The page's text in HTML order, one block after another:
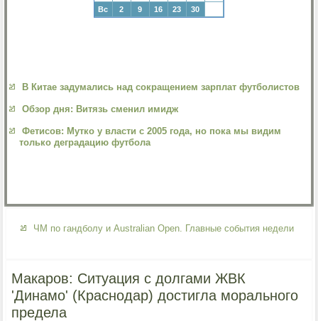
Вс
2 9 16 23 30
В Китае задумались над сокращением зарплат футболистов
Обзор дня: Витязь сменил имидж
Фетисов: Мутко у власти с 2005 года, но пока мы видим
только деградацию футбола
ЧМ по гандболу и Australian Open. Главные события недели
Макаров: Ситуация с долгами ЖВК
'Динамо' (Краснодар) достигла морального
предела